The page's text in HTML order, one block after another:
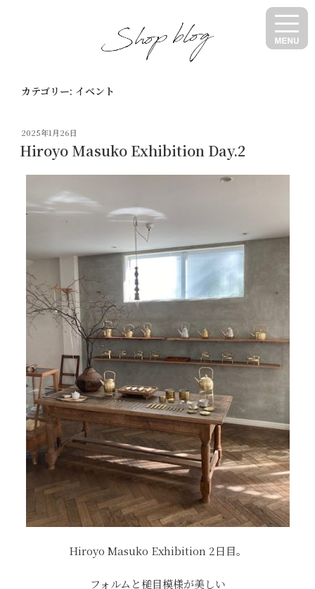
カテゴリー: イベント
投
稿
日:
2025年1月26日
Hiroyo Masuko Exhibition Day.2
Hiroyo Masuko Exhibition 2日目。
フォルムと槌目模様が美しい